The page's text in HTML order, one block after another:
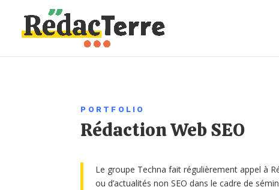
PORTFOLIO
Rédaction Web SEO
Le groupe Techna fait régulièrement appel à
ou d’actualités non SEO dans le cadre de